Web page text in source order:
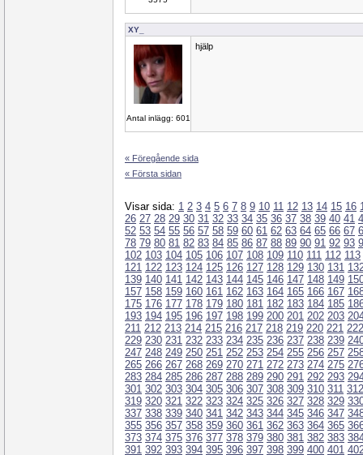
XY_
Antal inlägg: 601
hjälp
« Föregående sida
« Första sidan
Visar sida: 1 2 3 4 5 6 7 8 9 10 11 12 13 14 15 16
26 27 28 29 30 31 32 33 34 35 36 37 38 39 40 41
52 53 54 55 56 57 58 59 60 61 62 63 64 65 66 67
78 79 80 81 82 83 84 85 86 87 88 89 90 91 92 93
102 103 104 105 106 107 108 109 110 111 112 113
121 122 123 124 125 126 127 128 129 130 131
139 140 141 142 143 144 145 146 147 148 149
157 158 159 160 161 162 163 164 165 166 167
175 176 177 178 179 180 181 182 183 184 185
193 194 195 196 197 198 199 200 201 202 203
211 212 213 214 215 216 217 218 219 220 221 222
229 230 231 232 233 234 235 236 237 238 239
247 248 249 250 251 252 253 254 255 256 257
265 266 267 268 269 270 271 272 273 274 275
283 284 285 286 287 288 289 290 291 292 293
301 302 303 304 305 306 307 308 309 310 311 312
319 320 321 322 323 324 325 326 327 328 329
337 338 339 340 341 342 343 344 345 346 347
355 356 357 358 359 360 361 362 363 364 365
373 374 375 376 377 378 379 380 381 382 383
391 392 393 394 395 396 397 398 399 400 401